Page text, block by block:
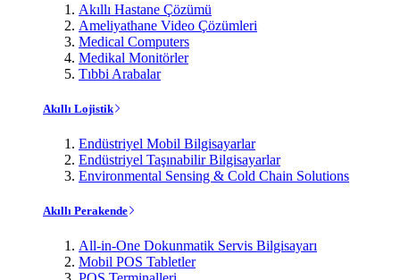
Akıllı Hastane Çözümü
Ameliyathane Video Çözümleri
Medical Computers
Medikal Monitörler
Tıbbi Arabalar
Akıllı Lojistik
Endüstriyel Mobil Bilgisayarlar
Endüstriyel Taşınabilir Bilgisayarlar
Environmental Sensing & Cold Chain Solutions
Akıllı Perakende
All-in-One Dokunmatik Servis Bilgisayarı
Mobil POS Tabletler